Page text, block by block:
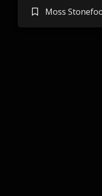
Moss